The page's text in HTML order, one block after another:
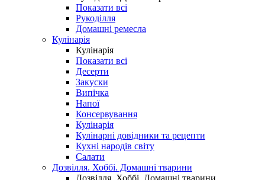
Показати всі
Рукоділля
Домашні ремесла
Кулінарія
Кулінарія
Показати всі
Десерти
Закуски
Випічка
Напої
Консервування
Кулінарія
Кулінарні довідники та рецепти
Кухні народів світу
Салати
Дозвілля. Хоббі. Домашні тварини
Дозвілля. Хоббі. Домашні тварини